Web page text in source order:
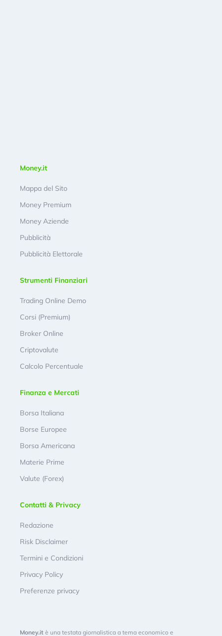
Money.it
Mappa del Sito
Money Premium
Money Aziende
Pubblicità
Pubblicità Elettorale
Strumenti Finanziari
Trading Online Demo
Corsi (Premium)
Broker Online
Criptovalute
Calcolo Percentuale
Finanza e Mercati
Borsa Italiana
Borse Europee
Borsa Americana
Materie Prime
Valute (Forex)
Contatti & Privacy
Redazione
Risk Disclaimer
Termini e Condizioni
Privacy Policy
Preferenze privacy
Money.it è una testata giornalistica a tema economico e